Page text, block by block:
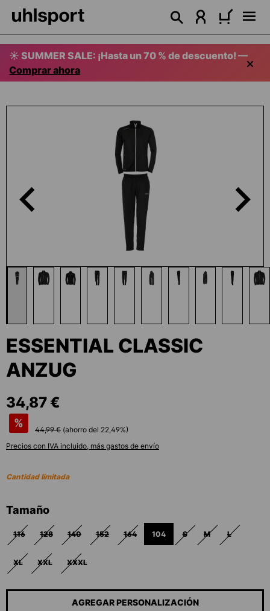
principal
☀️ SUMMER SALE: ¡Hasta un 70 % de descuento! —
Comprar ahora
ESSENTIAL CLASSIC
ANZUG
34,87 €
%
44,99 € (ahorro del 22,49%)
Precios con IVA incluido, más gastos de envío
Cantidad limitada
Seleccione
Tamaño
116
(ESTA OPCIÓN NO ESTÁ DISPONIBLE EN ESTE MOMENTO.)
128
(ESTA OPCIÓN NO ESTÁ DISPONIBLE EN ESTE MOMENTO.)
140
(ESTA OPCIÓN NO ESTÁ DISPONIBLE EN ESTE MOMENTO.)
152
(ESTA OPCIÓN NO ESTÁ DISPONIBLE EN ESTE
164
(ESTA OPCIÓN NO ESTÁ DISPONIBLE EN
104 S
(ESTA OPCIÓN NO ESTÁ
M
(ESTA OPCIÓN NO
L
XL
(ESTA OPCIÓN NO ESTÁ DISPONIBLE EN ESTE MOMENTO.)
XXL
(ESTA OPCIÓN NO ESTÁ DISPONIBLE EN ESTE MOMENTO.)
XXXL
AGREGAR PERSONALIZACIÓN